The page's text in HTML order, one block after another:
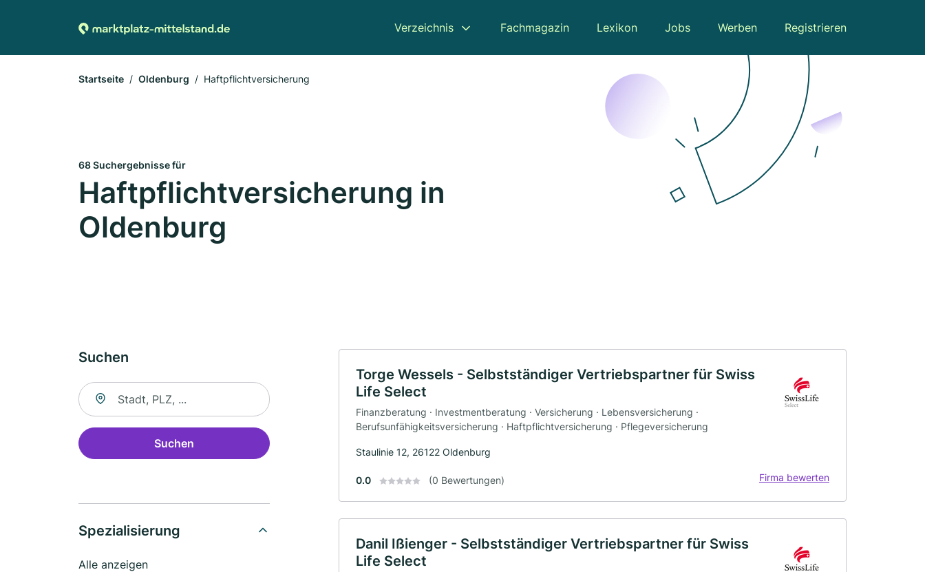
Verzeichnis Fachmagazin Lexikon Jobs Werben Registrieren
Startseite Oldenburg Haftpflichtversicherung
68 Suchergebnisse für
Haftpflichtversicherung in
Oldenburg
Suchen
Suche nach Ort
Suchen
Spezialisierung
Alle anzeigen
Torge Wessels - Selbstständiger Vertriebspartner für Swiss
Life Select
Finanzberatung · Investmentberatung · Versicherung · Lebensversicherung ·
Berufsunfähigkeitsversicherung · Haftpflichtversicherung · Pflegeversicherung
Staulinie 12, 26122 Oldenburg
0.0 (0 Bewertungen) Firma bewerten
Danil Ißienger - Selbstständiger Vertriebspartner für Swiss
Life Select